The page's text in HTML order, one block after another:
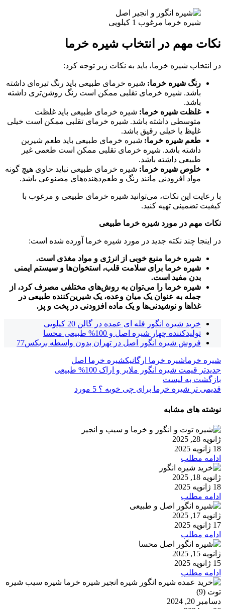
شیره خرما مرغوب 1 کیلویی
نکات مهم در انتخاب شیره خرما
در انتخاب شیره خرما، باید به نکات زیر توجه کرد:
رنگ شیره خرما: شیره خرمای طبیعی باید رنگ تیره‌ای داشته
باشد. شیره خرمای تقلبی ممکن است رنگ روشن‌تری داشته
باشد.
غلظت شیره خرما: شیره خرمای طبیعی باید غلظت
متوسطی داشته باشد. شیره خرمای تقلبی ممکن است خیلی
غلیظ یا خیلی رقیق باشد.
طعم شیره خرما: شیره خرمای طبیعی باید طعم شیرین
داشته باشد. شیره خرمای تقلبی ممکن است طعمی غیر
طبیعی داشته باشد.
خلوص شیره خرما: شیره خرمای طبیعی نباید حاوی هیچ گونه
مواد افزودنی مانند رنگ و طعم‌دهنده‌های مصنوعی باشد.
با رعایت این نکات، می‌توانید شیره خرمای طبیعی و مرغوب با
کیفیت تضمینی تهیه کنید.
نکات مهم در مورد شیره خرما طبیعی
در اینجا چند نکته جدید در مورد شیره خرما آورده شده است:
شیره خرما منبع خوبی از انرژی و مواد مغذی است.
شیره خرما برای سلامت قلب، استخوان‌ها و سیستم ایمنی
بدن مفید است.
شیره خرما را می‌توان به روش‌های مختلفی مصرف کرد، از
جمله به عنوان یک میان وعده، یک شیرین‌کننده طبیعی در
غذاها و نوشیدنی‌ها و یک ماده افزودنی در پخت و پز.
خرید شیره انگور فله ای عمده در گالن 20 کیلویی
تولیدکننده چهار شیره اصل و 100% طبیعی محسا
فروش شیره انگور اصل در تهران بدون واسطه بریکس77
شیره خرماشیره خرما ارگانیکشیره خرما اصل
جدیدتر قیمت شیره انگور ملایر و اراک 100% طبیعی
بازگشت به لیست
قدیمی تر شیره خرما برای چی خوبه ؟ 5 مورد
نوشته های مشابه
ژانویه 28, 2025
18 ژانویه 2025
ادامه مطلب
ژانویه 18, 2025
18 ژانویه 2025
ادامه مطلب
ژانویه 17, 2025
17 ژانویه 2025
ادامه مطلب
ژانویه 15, 2025
15 ژانویه 2025
ادامه مطلب
دسامبر 20, 2024